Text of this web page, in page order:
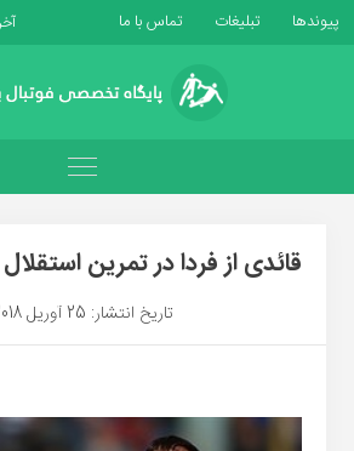
پیوندها تبلیغات تماس با ما
قائدی از فردا در تمرین استقلال
تاریخ انتشار: 25 آوریل 2018